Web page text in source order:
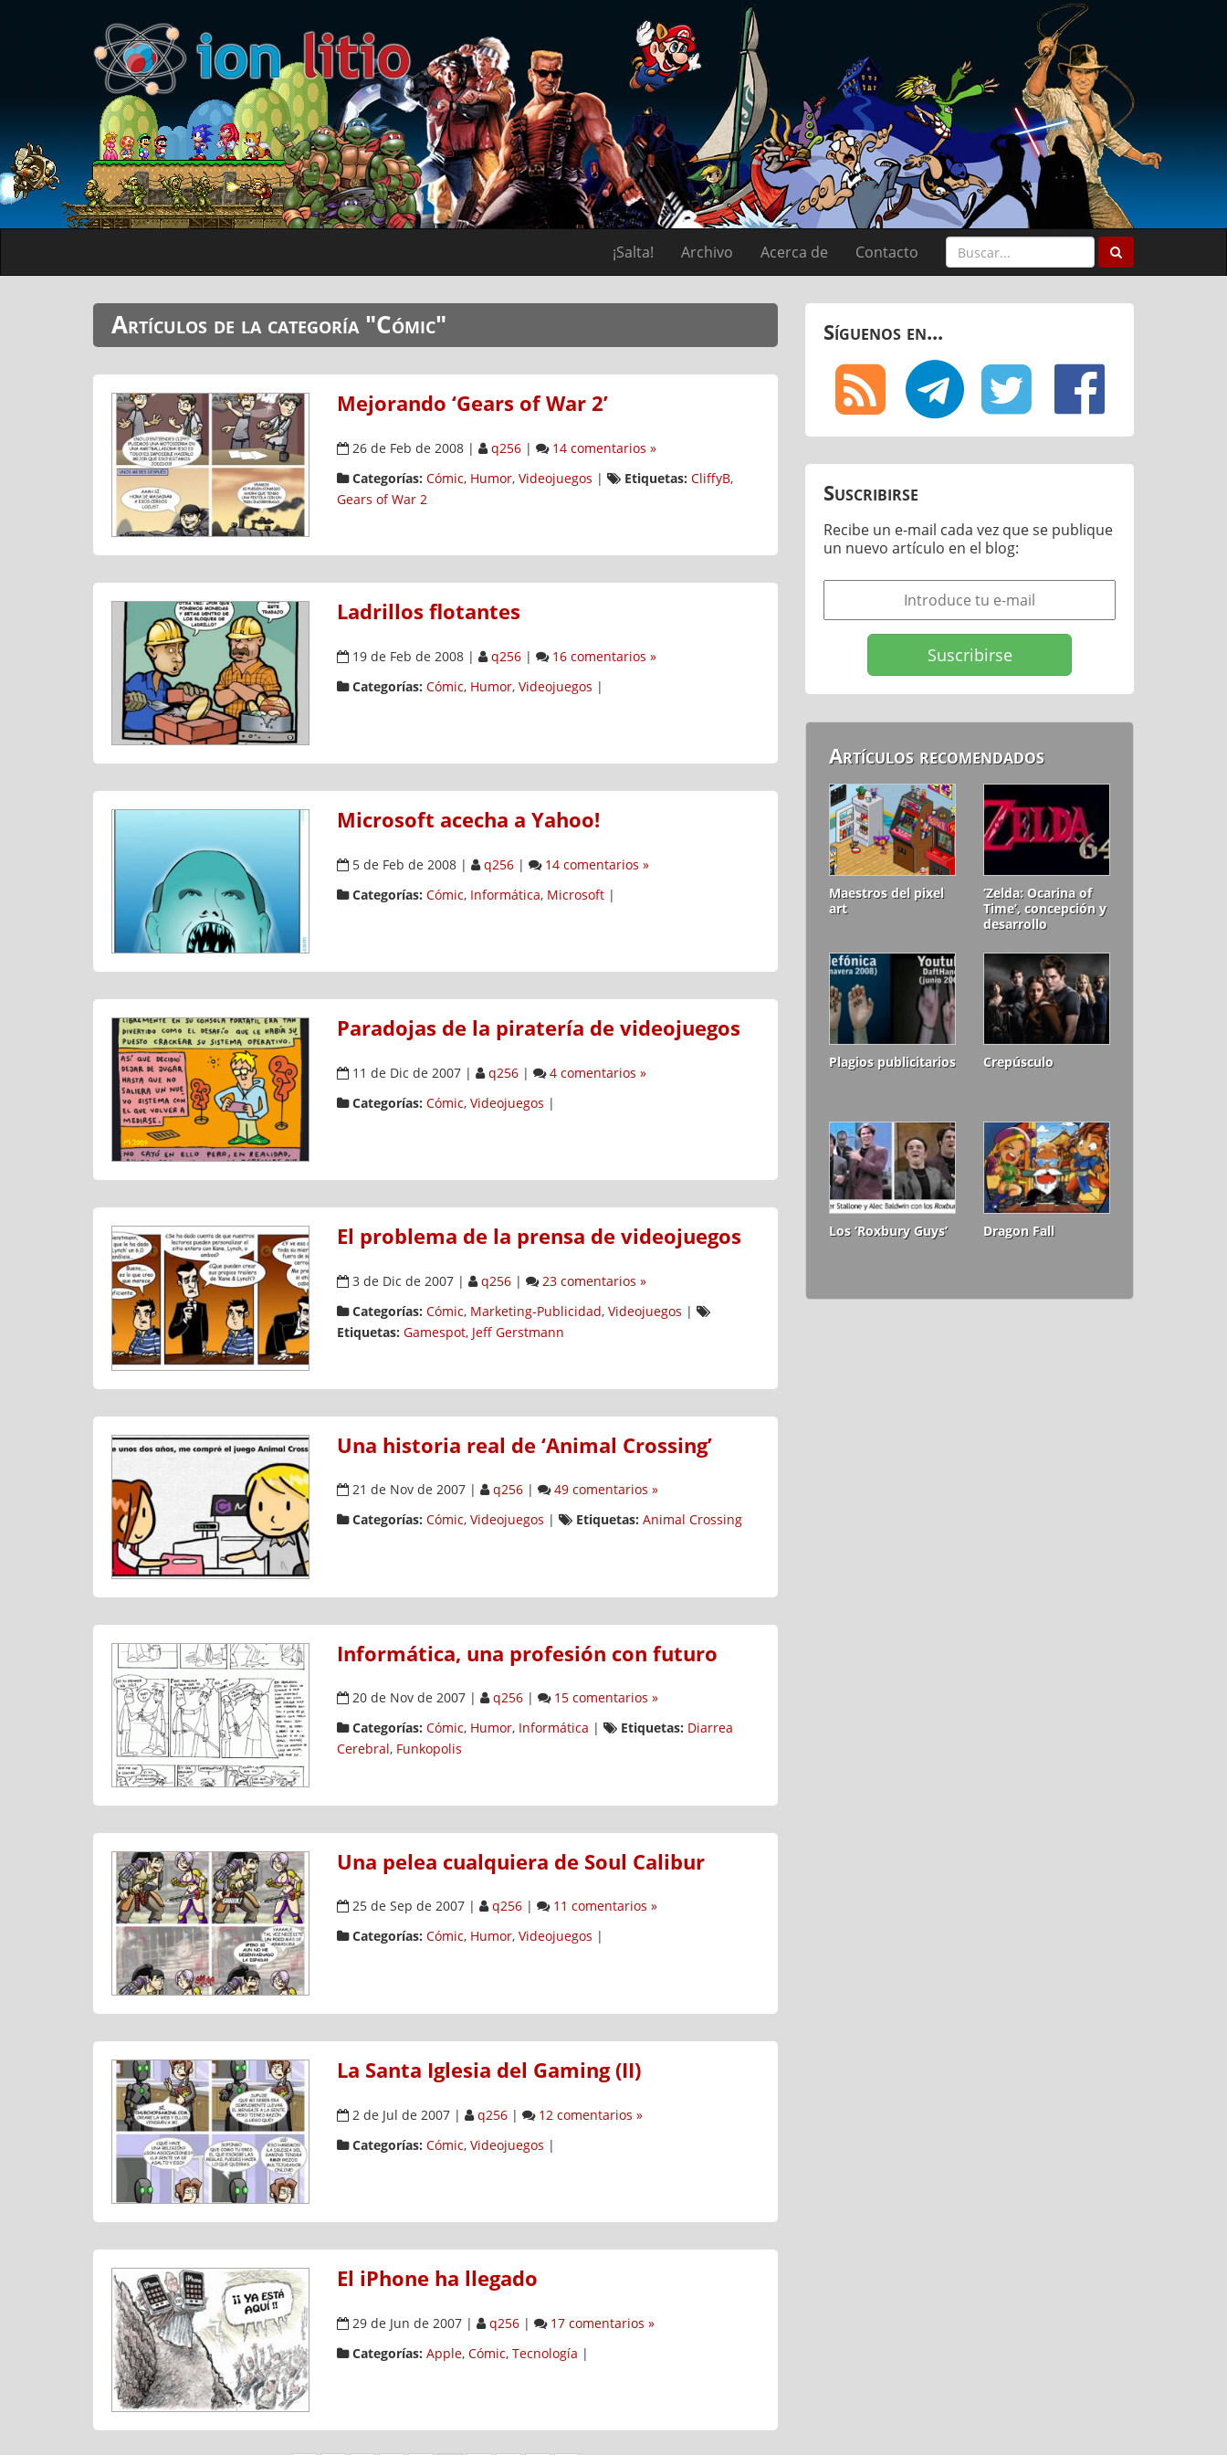
¡Salta! Archivo Acerca de Contacto
Artículos de la categoría "Cómic"
Mejorando ‘Gears of War 2’
26 de Feb de 2008| q256|
14 comentarios »
Categorías: Cómic, Humor, Videojuegos | Etiquetas: CliffyB,
Gears of War 2
Ladrillos flotantes
19 de Feb de 2008| q256|
16 comentarios »
Categorías: Cómic, Humor, Videojuegos |
Microsoft acecha a Yahoo!
5 de Feb de 2008| q256|
14 comentarios »
Categorías: Cómic, Informática, Microsoft|
Paradojas de la piratería de videojuegos
11 de Dic de 2007| q256|
4 comentarios »
Categorías: Cómic, Videojuegos |
El problema de la prensa de videojuegos
3 de Dic de 2007| q256|
23 comentarios »
Categorías: Cómic, Marketing-Publicidad, Videojuegos |
Etiquetas: Gamespot, Jeff Gerstmann
Una historia real de ‘Animal Crossing’
21 de Nov de 2007| q256|
49 comentarios »
Categorías: Cómic, Videojuegos | Etiquetas: Animal Crossing
Informática, una profesión con futuro
20 de Nov de 2007| q256|
15 comentarios »
Categorías: Cómic, Humor, Informática | Etiquetas: Diarrea
Cerebral, Funkopolis
Una pelea cualquiera de Soul Calibur
25 de Sep de 2007| q256|
11 comentarios »
Categorías: Cómic, Humor, Videojuegos |
La Santa Iglesia del Gaming (II)
2 de Jul de 2007| q256|
12 comentarios »
Categorías: Cómic, Videojuegos |
El iPhone ha llegado
29 de Jun de 2007| q256|
17 comentarios »
Categorías: Apple, Cómic, Tecnología |
Síguenos en...
Suscribirse
Recibe un e-mail cada vez que se publique
un nuevo artículo en el blog:
Artículos recomendados
Maestros del pixel
art
‘Zelda: Ocarina of
Time’, concepción y
desarrollo
Plagios publicitarios Crepúsculo
Los ‘Roxbury Guys’ Dragon Fall